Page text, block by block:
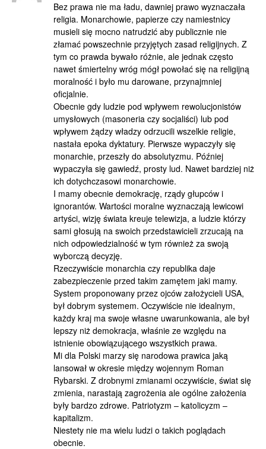
Bez prawa nie ma ładu, dawniej prawo wyznaczała
religia. Monarchowie, papierze czy namiestnicy
musieli się mocno natrudzić aby publicznie nie
złamać powszechnie przyjętych zasad religijnych. Z
tym co prawda bywało różnie, ale jednak często
nawet śmiertelny wróg mógł powołać się na religijną
moralność i było mu darowane, przynajmniej
oficjalnie.
Obecnie gdy ludzie pod wpływem rewolucjonistów
umysłowych (masoneria czy socjaliści) lub pod
wpływem żądzy władzy odrzucili wszelkie religie,
nastała epoka dyktatury. Pierwsze wypaczyły się
monarchie, przeszły do absolutyzmu. Później
wypaczyła się gawiedź, prosty lud. Nawet bardziej niż
ich dotychczasowi monarchowie.
I mamy obecnie demokrację, rządy głupców i
ignorantów. Wartości moralne wyznaczają lewicowi
artyści, wizję świata kreuje telewizja, a ludzie którzy
sami głosują na swoich przedstawicieli zrzucają na
nich odpowiedzialność w tym również za swoją
wyborczą decyzję.
Rzeczywiście monarchia czy republika daje
zabezpieczenie przed takim zamętem jaki mamy.
System proponowany przez ojców założycieli USA,
był dobrym systemem. Oczywiście nie idealnym,
każdy kraj ma swoje własne uwarunkowania, ale był
lepszy niż demokracja, właśnie ze względu na
istnienie obowiązującego wszystkich prawa.
Mi dla Polski marzy się narodowa prawica jaką
lansował w okresie między wojennym Roman
Rybarski. Z drobnymi zmianami oczywiście, świat się
zmienia, narastają zagrożenia ale ogólne założenia
były bardzo zdrowe. Patriotyzm – katolicyzm –
kapitalizm.
Niestety nie ma wielu ludzi o takich poglądach
obecnie.